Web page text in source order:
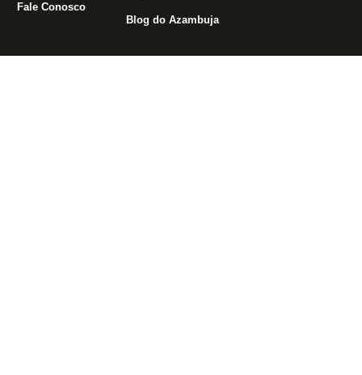
Fale Conosco
Blog do Azambuja